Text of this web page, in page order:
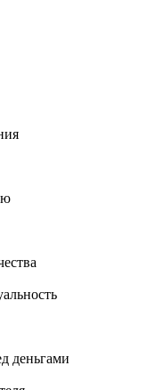
деньгами